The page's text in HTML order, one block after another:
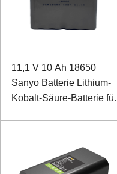
11,1 V 10 Ah 18650
Sanyo Batterie Lithium-
Kobalt-Säure-Batterie für